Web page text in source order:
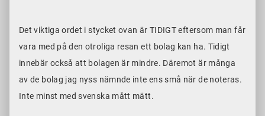
Det viktiga ordet i stycket ovan är TIDIGT eftersom man får
vara med på den otroliga resan ett bolag kan ha. Tidigt
innebär också att bolagen är mindre. Däremot är många
av de bolag jag nyss nämnde inte ens små när de noteras.
Inte minst med svenska mått mätt.